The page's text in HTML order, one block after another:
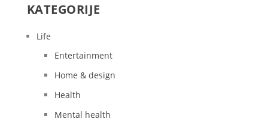
KATEGORIJE
Life
Entertainment
Home & design
Health
Mental health